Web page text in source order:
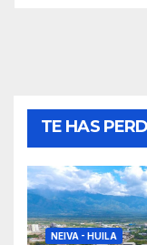
TE HAS
NEIVA - HUILA